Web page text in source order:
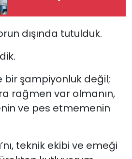
dışında tutulduk.
bir şampiyonluk değil;
rağmen var olmanın,
ve pes etmemenin
teknik ekibi ve emeği